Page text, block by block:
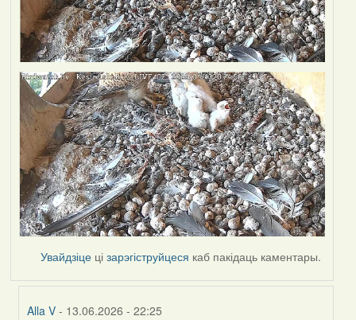
Увайдзіце цізарэгіструйцеся каб пакідаць каментары.
Alla V - 13.06.2026 - 22:25